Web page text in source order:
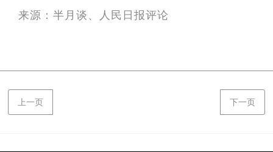
来源：半月谈、人民日报评论
上一页 下一页